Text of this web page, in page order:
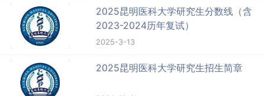
2025昆明医科大学研究生分数线（含
2023-2024历年复试）
2025-3-13
2025昆明医科大学研究生招生简章